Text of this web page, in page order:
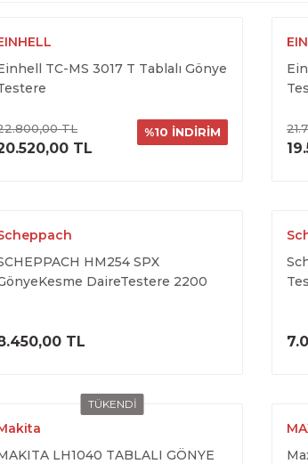
TC-MS 3017 T Tablalı Gönye
TL
TL
%10 İNDİRİM
ÜRÜNÜ İNCELE
HM254 SPX
DaireTestere 2200
TL
ÜRÜNÜ İNCELE
TÜKENDİ
LH1040 TABLALI GÖNYE